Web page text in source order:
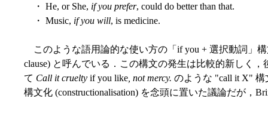
・ He, or She, if you prefer, could do better than that.
・ Music, if you will, is medicine.
このような語用論的な使い方の「if you + 選択動詞」構
clause) と呼んでいる．この構文の発生は比較的新しく
て Call it cruelty if you like , not mercy. のような "call it X"
構文化 (constructionalisation) を念頭に置いた議論だが，